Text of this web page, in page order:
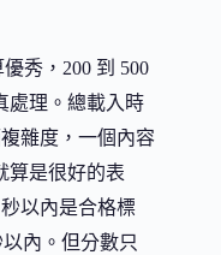
秀，200 到 500
處理。總載入時
雜度，一個內容
算是很好的表
秒以內是合格標
內。但分數只